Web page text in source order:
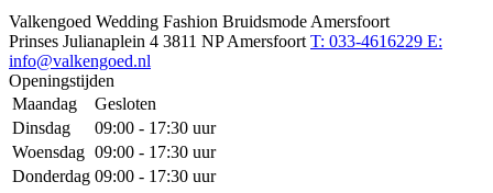
Valkengoed Wedding Fashion Bruidsmode Amersfoort
Prinses Julianaplein 4 3811 NP Amersfoort T: 033-4616229 E:
info@valkengoed.nl
Openingstijden
Maandag
Gesloten
Dinsdag
09:00 - 17:30 uur
Woensdag 09:00 - 17:30 uur
Donderdag 09:00 - 17:30 uur